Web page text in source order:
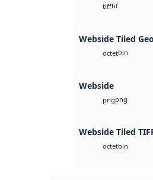
tifftif
Webside Tiled
octetbin
Webside
pngpng
Webside Tiled
octetbin